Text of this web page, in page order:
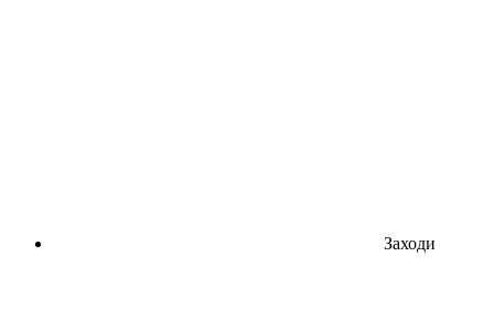
Заходи